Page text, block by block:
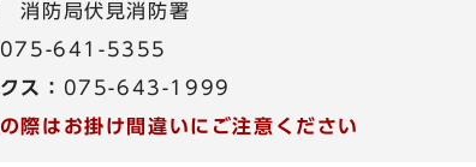
消防局伏見消防署
075-641-5355
ス： 075-643-1999
際はお掛け間違いにご注意ください